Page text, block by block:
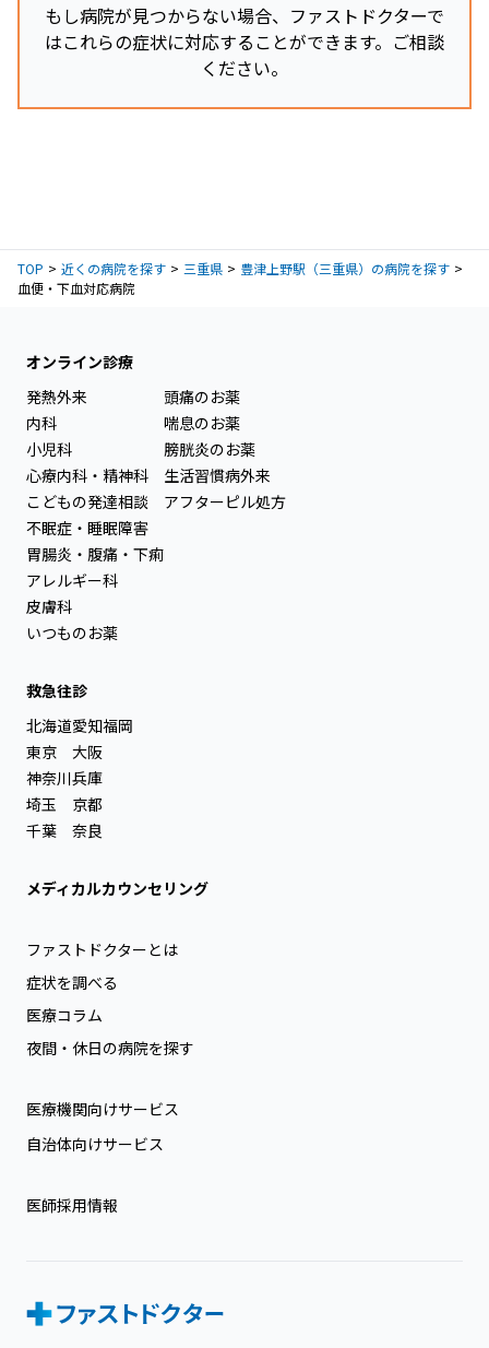
もし病院が見つからない場合、ファストドクターで
はこれらの症状に対応することができます。ご相談
ください。
TOP 近くの病院を探す 三重県
豊津上野駅（三重県）の病院を探す
血便・下血対応病院
オンライン診療
発熱外来
内科
小児科
心療内科・精神科
こどもの発達相談
不眠症・睡眠障害
胃腸炎・腹痛・下痢
アレルギー科
皮膚科
いつものお薬
頭痛のお薬
喘息のお薬
膀胱炎のお薬
生活習慣病外来
アフターピル処方
救急往診
北海道
東京
神奈川
埼玉
千葉
愛知
大阪
兵庫
京都
奈良
福岡
メディカルカウンセリング
ファストドクターとは
症状を調べる
医療コラム
夜間・休日の病院を探す
医療機関向けサービス
自治体向けサービス
医師採用情報